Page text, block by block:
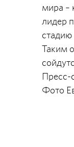
мира –
лидер
Таким
Пресс-
Фото